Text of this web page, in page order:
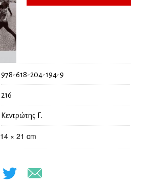
14 × 21 cm
978-618-204-194-9
216
Κεντρώτης Γ.